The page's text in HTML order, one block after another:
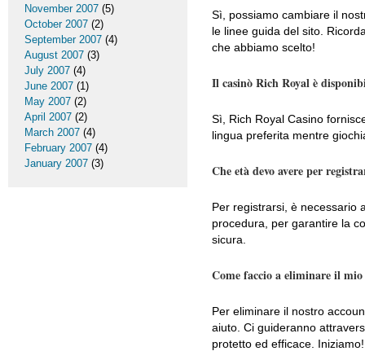
Sì, possiamo cambiare il
le linee guida del sito.
che abbiamo scelto!
Il casinò Rich Royal è
Sì, Rich Royal Casino
lingua preferita mentre
Che età devo avere per
Per registrarsi, è necessario
procedura, per garantire la
sicura.
Come faccio a eliminare il
Per eliminare il nostro
aiuto. Ci guideranno
protetto ed efficace. Iniziamo!
November 2007 (5)
October 2007 (2)
September 2007 (4)
August 2007 (3)
July 2007 (4)
June 2007 (1)
May 2007 (2)
April 2007 (2)
March 2007 (4)
February 2007 (4)
January 2007 (3)